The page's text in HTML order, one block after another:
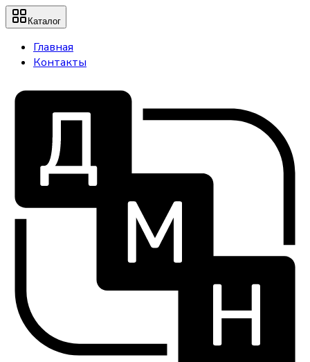
Каталог
Главная
Контакты